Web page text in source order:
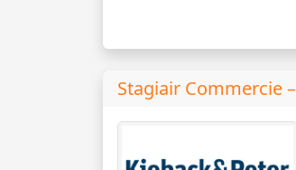
Stagiair Commercie